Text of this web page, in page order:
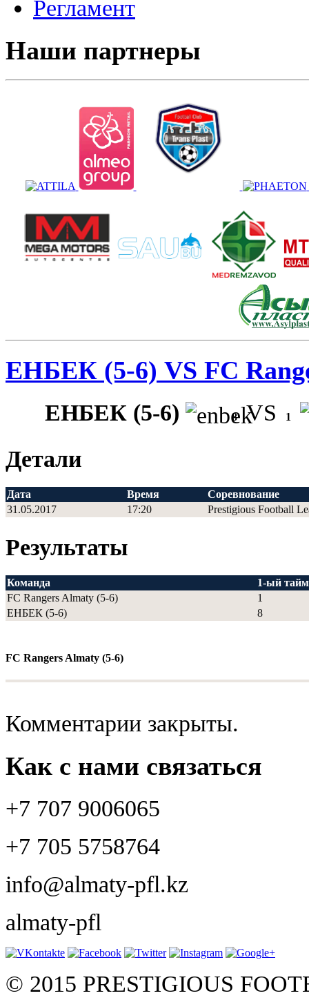
Регламент
Наши партнеры
ЕНБЕК (5-6) VS FC
ЕНБЕК (5-6) 8 VS 1
Детали
Дата Время
Соревнование
31.05.2017
17:20 Prestigious Football
Результаты
Команда
1-ый тайм
FC Rangers Almaty (5-6)
1
ЕНБЕК (5-6)
8
FC Rangers Almaty (5-6)
Комментарии закрыты.
Как с нами связаться
+7 707 9006065
+7 705 5758764
info@almaty-pfl.kz
almaty-pfl
© 2015 PRESTIGIOUS